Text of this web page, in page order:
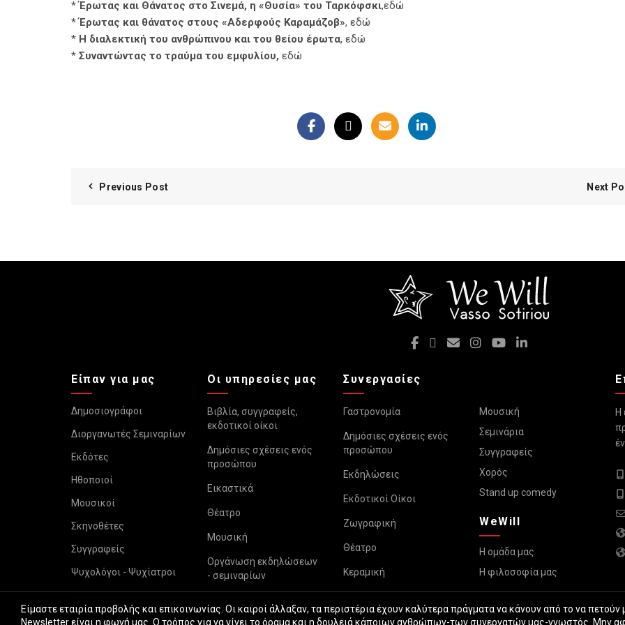
*Έρωτας και Θάνατος στο Σινεμά, η «Θυσία» του Ταρκόφσκι,εδώ
*Έρωτας και θάνατος στους «Αδερφούς Καραμάζοβ», εδώ
* Η διαλεκτική του ανθρώπινου και του θείου έρωτα, εδώ
* Συναντώντας το τραύμα του εμφυλίου, εδώ
Previous Post Next
Είπαν για μας
Δημοσιογράφοι
Διοργανωτές Σεμιναρίων
Εκδότες
Ηθοποιοί
Μουσικοί
Σκηνοθέτες
Συγγραφείς
Ψυχολόγοι - Ψυχίατροι
Οι υπηρεσίες μας
Βιβλία, συγγραφείς,
εκδοτικοί οίκοι
Δημόσιες σχέσεις ενός
προσώπου
Εικαστικά
Θέατρο
Μουσική
Οργάνωση εκδηλώσεων
- σεμιναρίων
Συνεργασίες
Γαστρονομία
Δημόσιες σχέσεις ενός
προσώπου
Εκδηλώσεις
Εκδοτικοί Οίκοι
Ζωγραφική
Θέατρο
Κεραμική
Μουσική
Σεμινάρια
Συγγραφείς
Χορός
Stand up comedy
WeWill
Η ομάδα μας
Η φιλοσοφία μας
Η
Είμαστε εταιρία προβολής και επικοινωνίας. Οι καιροί άλλαξαν, τα περιστέρια έχουν καλύτερα πράγματα να κάνουν από το να
Newsletter είναι η φωνή μας. Ο τρόπος για να γίνει το όραμα και η δουλειά κάποιων ανθρώπων-των συνεργατών μας-γνωστός. Μην